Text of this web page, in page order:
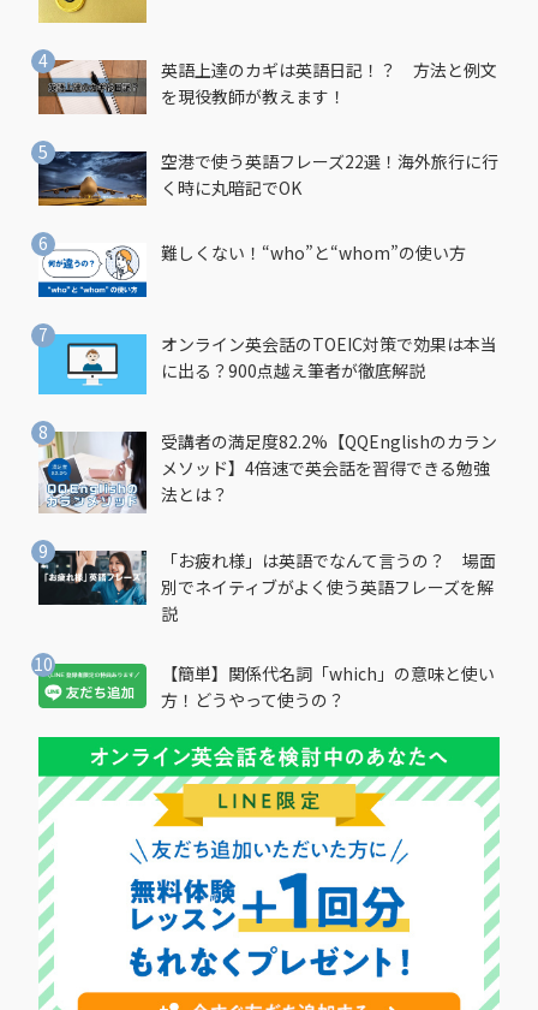
英語上達のカギは英語日記！？ 方法と例文
を現役教師が教えます！
空港で使う英語フレーズ22選！海外旅行に行
く時に丸暗記でOK
難しくない！“who”と“whom”の使い方
オンライン英会話のTOEIC対策で効果は本当
に出る？900点越え筆者が徹底解説
受講者の満足度82.2%【QQEnglishのカラン
メソッド】4倍速で英会話を習得できる勉強
法とは？
「お疲れ様」は英語でなんて言うの？ 場面
別でネイティブがよく使う英語フレーズを解
説
【簡単】関係代名詞「which」の意味と使い
方！どうやって使うの？